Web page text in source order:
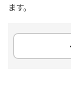
ます。